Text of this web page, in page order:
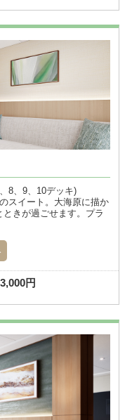
8、9、10デッキ)
スイート。大海原に描か
きが過ごせます。プラ
円